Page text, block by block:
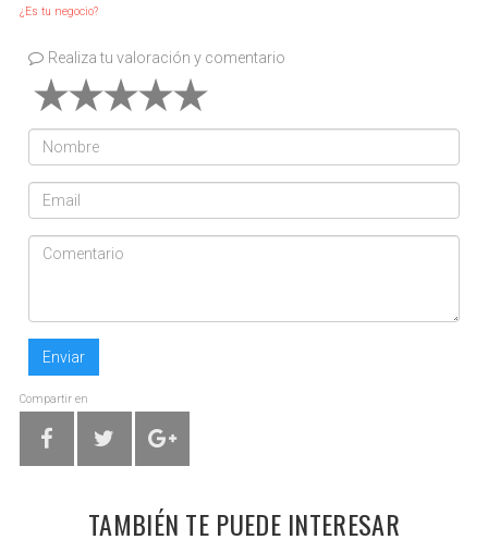
¿Es tu negocio?
Realiza tu valoración y comentario
Enviar
Compartir en
TAMBIÉN TE PUEDE INTERESAR